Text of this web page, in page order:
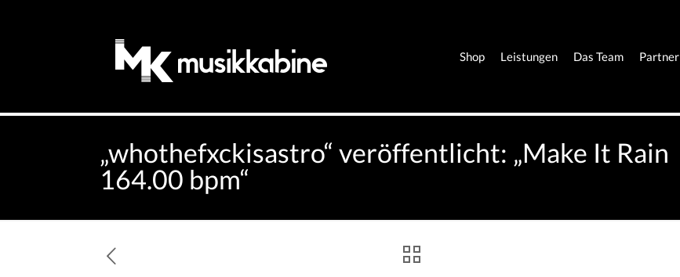
Shop Leistungen Das Team Partner
„whothefxckisastro“ veröffentlicht: „Make It Rain
164.00 bpm“